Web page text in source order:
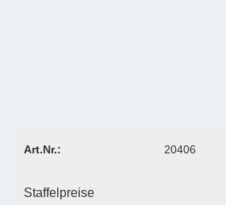
Art.Nr.: 20406
Staffelpreise